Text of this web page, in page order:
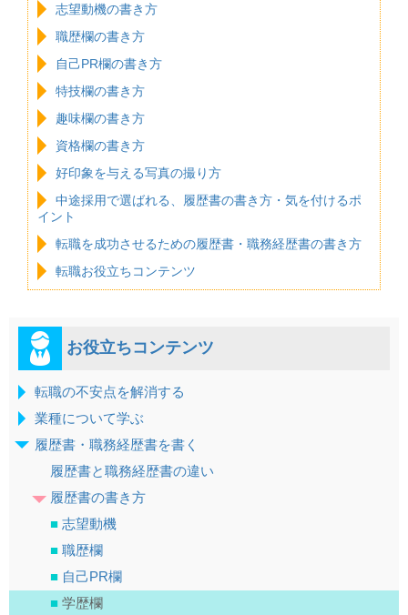
志望動機の書き方
職歴欄の書き方
自己PR欄の書き方
特技欄の書き方
趣味欄の書き方
資格欄の書き方
好印象を与える写真の撮り方
中途採用で選ばれる、履歴書の書き方・気を付けるポ
イント
転職を成功させるための履歴書・職務経歴書の書き方
転職お役立ちコンテンツ
お役立ちコンテンツ
転職の不安点を解消する
業種について学ぶ
履歴書・職務経歴書を書く
履歴書と職務経歴書の違い
履歴書の書き方
■ 志望動機
■ 職歴欄
■ 自己PR欄
■ 学歴欄